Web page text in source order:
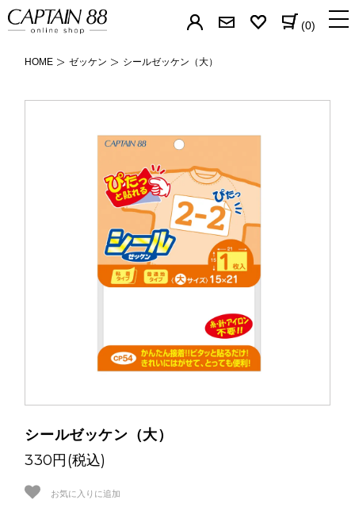
(0)
HOME ゼッケン シールゼッケン（大）
カーテン用テープ
反射材
アイロン両面接着
伸び止めテープ
シールゼッケン（大）
330円(税込)
お気に入りに追加